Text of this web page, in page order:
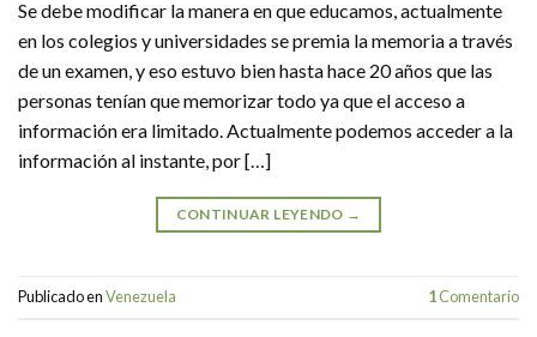
Se debe modificar la manera en que educamos, actualmente
en los colegios y universidades se premia la memoria a través
de un examen, y eso estuvo bien hasta hace 20 años que las
personas tenían que memorizar todo ya que el acceso a
información era limitado. Actualmente podemos acceder a la
información al instante, por […]
CONTINUAR LEYENDO →
Publicado enVenezuela 1Comentario